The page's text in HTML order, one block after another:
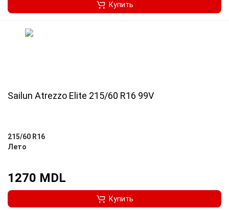
Купить
Sailun Atrezzo Elite 215/60 R16 99V
215/60 R16
Лето
1270 MDL
Купить